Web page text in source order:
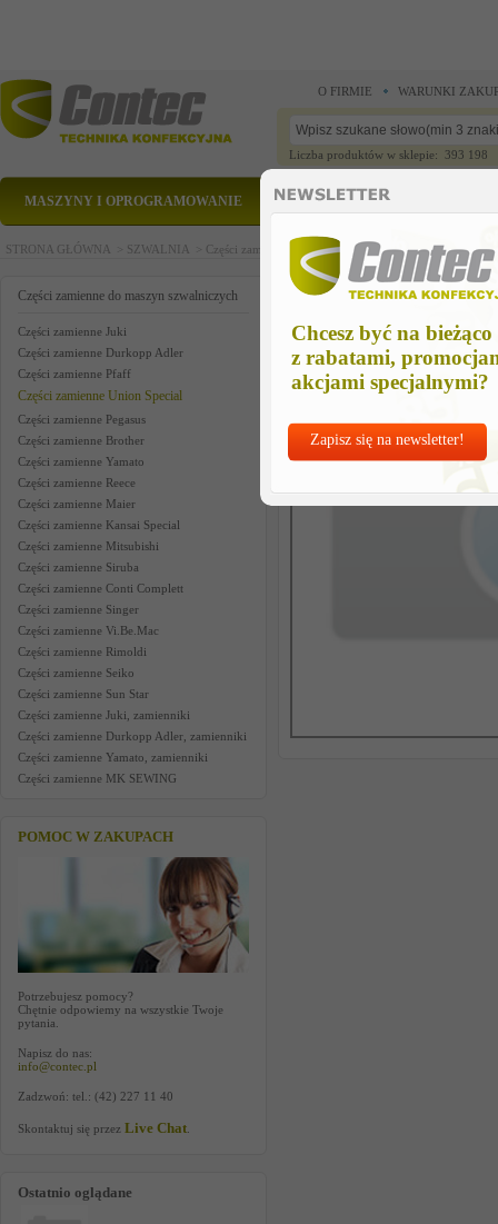
Chcesz być na bieżąco
z rabatami,
akcjami specjalnymi?
Zapisz się na newsletter!
O FIRMIE WARUNKI
Liczba produktów w sklepie: 393 198
MASZYNY I OPROGRAMOWANIE CZĘŚCI ZAMIENNE
STRONA GŁÓWNA > SZWALNIA > Części zamienne do maszyn szwalniczych >Części
Części zamienne do maszyn szwalniczych
Części zamienne Juki
Części zamienne Durkopp Adler
Części zamienne Pfaff
Części zamienne Union Special
Części zamienne Pegasus
Części zamienne Brother
Części zamienne Yamato
Części zamienne Reece
Części zamienne Maier
Części zamienne Kansai Special
Części zamienne Mitsubishi
Części zamienne Siruba
Części zamienne Conti Complett
Części zamienne Singer
Części zamienne Vi.Be.Mac
Części zamienne Rimoldi
Części zamienne Seiko
Części zamienne Sun Star
Części zamienne Juki, zamienniki
Części zamienne Durkopp Adler, zamienniki
Części zamienne Yamato, zamienniki
Części zamienne MK SEWING
POMOC W ZAKUPACH
Potrzebujesz pomocy?
Chętnie odpowiemy na wszystkie Twoje
pytania.
Napisz do nas:
info@contec.pl
Zadzwoń: tel.: (42) 227 11 40
Skontaktuj się przez Live Chat
Ostatnio oglądane
union part us